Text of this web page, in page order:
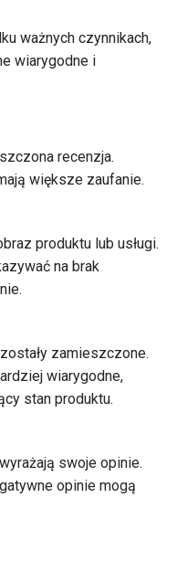
ważnych czynnikach,
wiarygodne i
recenzja.
większe zaufanie.
produktu lub usługi.
na brak
zamieszczone.
wiarygodne,
stan produktu.
swoje opinie.
opinie mogą